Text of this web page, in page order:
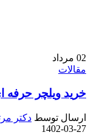
02 مرداد
مقالات
خرید ویلچر حرفه
ارسال توسط دکتر
1402-03-27